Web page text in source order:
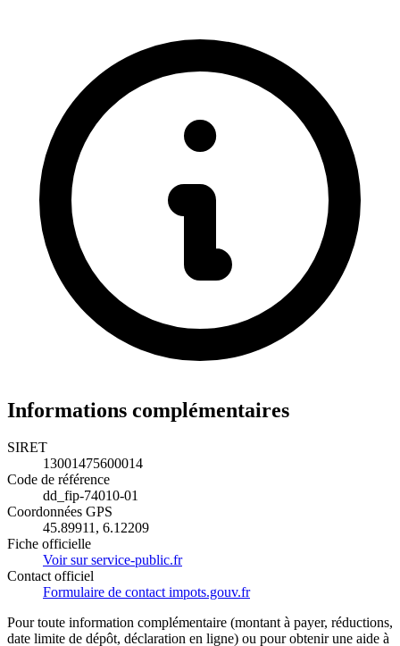
Informations complémentaires
SIRET
13001475600014
Code de référence
dd_fip-74010-01
Coordonnées GPS
45.89911, 6.12209
Fiche officielle
Voir sur service-public.fr
Contact officiel
Formulaire de contact impots.gouv.fr
Pour toute information complémentaire (montant à payer, réductions,
date limite de dépôt, déclaration en ligne) ou pour obtenir une aide à